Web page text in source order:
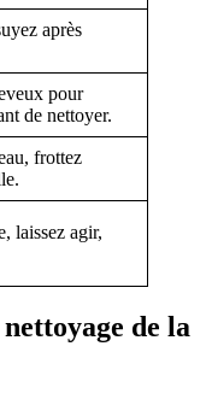
après
pour
de nettoyer.
frottez
laissez agir,
de la